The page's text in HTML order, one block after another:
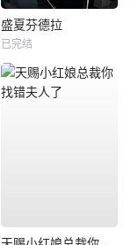
盛夏芬德拉
已完结